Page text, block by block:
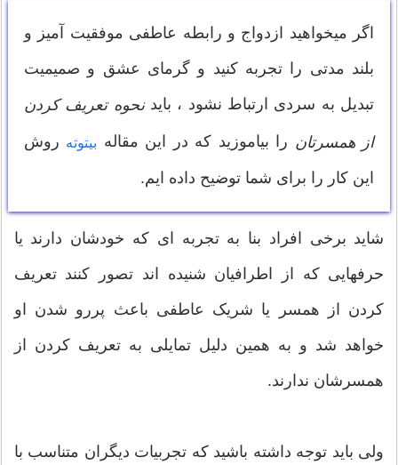
اگر میخواهید ازدواج و رابطه عاطفی موفقیت آمیز و
بلند مدتی را تجربه کنید و گرمای عشق و صمیمیت
تبدیل به سردی ارتباط نشود ، بایدنحوه تعریف کردن
از همسرتان را بیاموزید که در این مقاله بیتوته روش
این کار را برای شما توضیح داده ایم.
شاید برخی افراد بنا به تجربه ای که خودشان دارند یا
حرفهایی که از اطرافیان شنیده اند تصور کنند تعریف
کردن از همسر یا شریک عاطفی باعث پررو شدن او
خواهد شد و به همین دلیل تمایلی به تعریف کردن از
همسرشان ندارند.
ولی باید توجه داشته باشید که تجربیات دیگران متناسب با